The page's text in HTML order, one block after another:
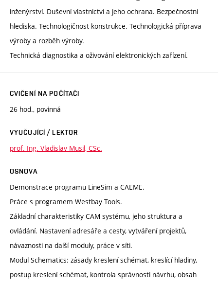
inženýrství. Duševní vlastnictví a jeho ochrana. Bezpečnostní
hlediska. Technologičnost konstrukce. Technologická příprava
výroby a rozběh výroby.
Technická diagnostika a oživování elektronických zařízení.
CVIČENÍ NA POČÍTAČI
26 hod., povinná
VYUČUJÍCÍ / LEKTOR
prof. Ing. Vladislav Musil, CSc.
OSNOVA
Demonstrace programu LineSim a CAEME.
Práce s programem Westbay Tools.
Základní charakteristiky CAM systému, jeho struktura a
ovládání. Nastavení adresáře a cesty, vytváření projektů,
návaznosti na další moduly, práce v síti.
Modul Schematics: zásady kreslení schémat, kreslící hladiny,
postup kreslení schémat, kontrola správnosti návrhu, obsah